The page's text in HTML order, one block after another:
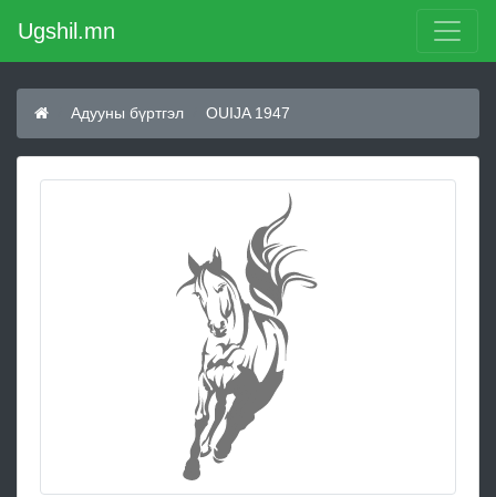
Ugshil.mn
Адууны бүртгэл OUIJA 1947